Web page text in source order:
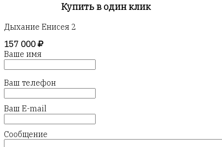
Купить в один клик
Дыхание Енисея 2
157 000
Ваше имя
Ваш телефон
Ваш E-mail
Сообщение